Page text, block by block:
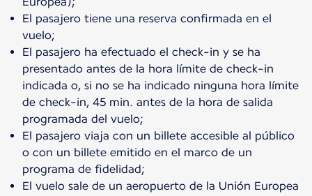
El pasajero tiene una reserva confirmada en el
vuelo;
El pasajero ha efectuado el check-in y se ha
presentado antes de la hora límite de check-in
indicada o, si no se ha indicado ninguna hora límite
de check-in, 45 min. antes de la hora de salida
programada del vuelo;
El pasajero viaja con un billete accesible al público
o con un billete emitido en el marco de un
programa de fidelidad;
El vuelo sale de un aeropuerto de la Unión Europea